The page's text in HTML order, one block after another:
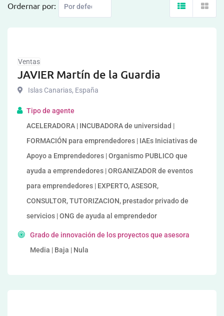
Ordernar por:
Ventas
JAVIER Martín de la Guardia
Islas Canarias, España
Tipo de agente
ACELERADORA | INCUBADORA de universidad |
FORMACIÓN para emprendedores | IAEs Iniciativas de
Apoyo a Emprendedores | Organismo PUBLICO que
ayuda a emprendedores | ORGANIZADOR de eventos
para emprendedores | EXPERTO, ASESOR,
CONSULTOR, TUTORIZACION, prestador privado de
servicios | ONG de ayuda al emprendedor
Grado de innovación de los proyectos que asesora
Media | Baja | Nula